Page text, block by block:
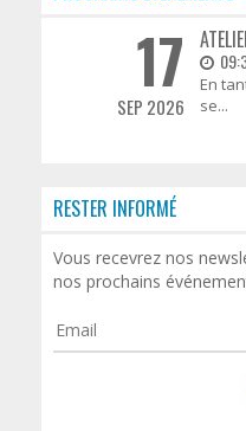
17
SEP 2026
En
se...
RESTER INFORMÉ
Vous recevrez nos
nos prochains